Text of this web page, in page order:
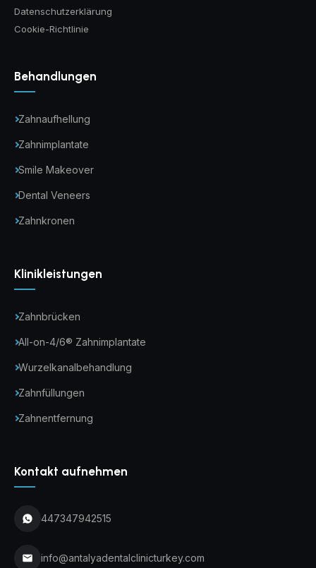
Datenschutzerklärung
Cookie-Richtlinie
Behandlungen
Zahnaufhellung
Zahnimplantate
Smile Makeover
Dental Veneers
Zahnkronen
Klinikleistungen
Zahnbrücken
All-on-4/6® Zahnimplantate
Wurzelkanalbehandlung
Zahnfüllungen
Zahnentfernung
Kontakt aufnehmen
447347942515
info@antalyadentalclinicturkey.com